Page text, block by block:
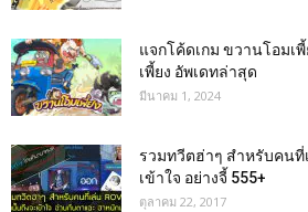
แจกโค้ดเกม ขวานโอมเ
เพี้ยง อัพเดทล่าสุด
มีนาคม 1, 2024
รวมทวีตฮ่าๆ สำหรับคนที่
เข้าใจ อย่างจี้ 555+
ตุลาคม 22, 2017